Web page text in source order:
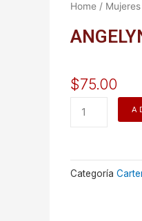
Home / Mujeres
$75.00
Categoría